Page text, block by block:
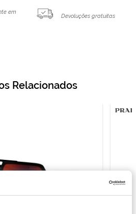
em
Devoluções gratuitas
Relacionados